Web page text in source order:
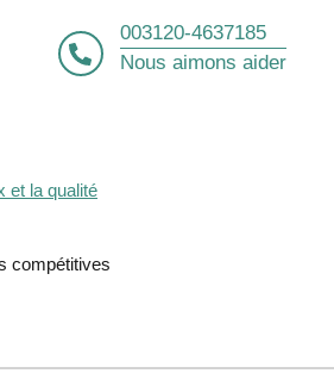
003120-4637185
Nous aimons aider
et la qualité
compétitives